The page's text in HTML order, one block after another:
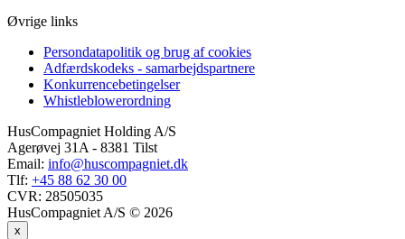
Øvrige links
Persondatapolitik og brug af cookies
Adfærdskodeks - samarbejdspartnere
Konkurrencebetingelser
Whistleblowerordning
HusCompagniet Holding A/S
Agerøvej 31A - 8381 Tilst
Email: info@huscompagniet.dk
Tlf: +45 88 62 30 00
CVR: 28505035
HusCompagniet A/S © 2026
x